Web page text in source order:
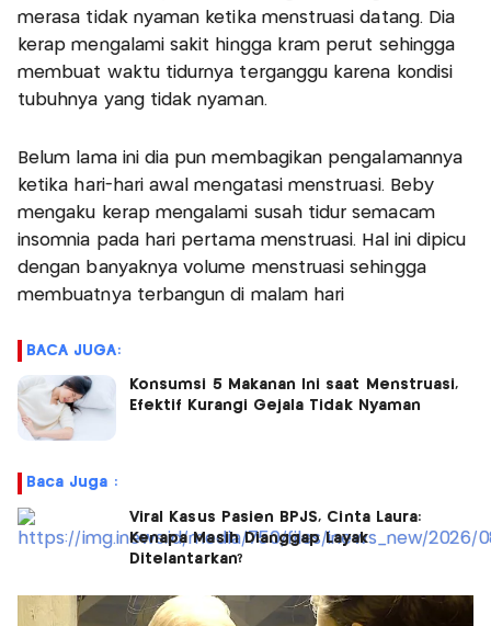
merasa tidak nyaman ketika menstruasi datang. Dia
kerap mengalami sakit hingga kram perut sehingga
membuat waktu tidurnya terganggu karena kondisi
tubuhnya yang tidak nyaman.
Belum lama ini dia pun membagikan pengalamannya
ketika hari-hari awal mengatasi menstruasi. Beby
mengaku kerap mengalami susah tidur semacam
insomnia pada hari pertama menstruasi. Hal ini dipicu
dengan banyaknya volume menstruasi sehingga
membuatnya terbangun di malam hari
BACA JUGA:
Konsumsi 5 Makanan Ini saat Menstruasi,
Efektif Kurangi Gejala Tidak Nyaman
Baca Juga :
Viral Kasus Pasien BPJS, Cinta Laura:
Kenapa Masih Dianggap Layak
Ditelantarkan?